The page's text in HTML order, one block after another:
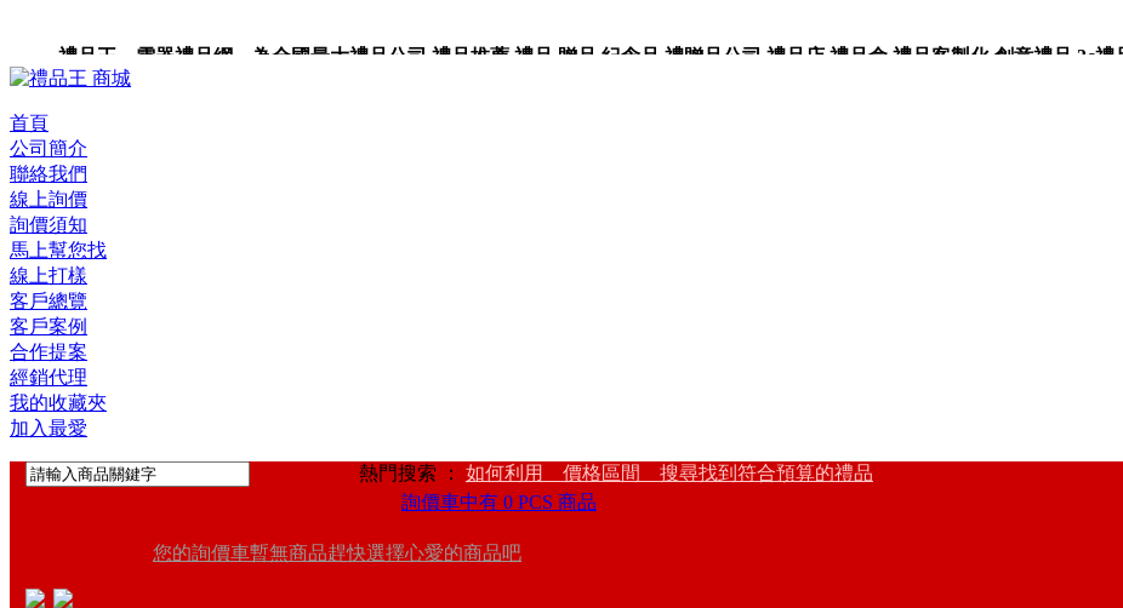
禮品王 電器禮品網 為全國最大禮品公司,禮品推薦,禮品,贈品,紀念品,禮贈品公司,禮品店,禮品盒,禮品客製化,創意禮品,3c禮
首頁
公司簡介
聯絡我們
線上詢價
詢價須知
馬上幫您找
線上打樣
客戶總覽
客戶案例
合作提案
經銷代理
我的收藏夾
加入最愛
熱門搜索 ： 如何利用 價格區間 搜尋找到符合預算的禮品
詢價車中有 0 PCS 商品
您的詢價車暫無商品趕快選擇心愛的商品吧